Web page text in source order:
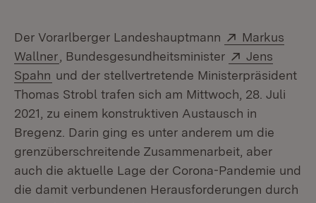
Der Vorarlberger Landeshauptmann Extern:
Markus
Wallner (Öffnet in neuem Fenster)
, Bundesgesundheitsminister Extern:
Jens
Spahn (Öffnet in neuem Fenster)
und der stellvertretende Ministerpräsident
Thomas Strobl trafen sich am Mittwoch, 28. Juli
2021, zu einem konstruktiven Austausch in
Bregenz. Darin ging es unter anderem um die
grenzüberschreitende Zusammenarbeit, aber
auch die aktuelle Lage der Corona-Pandemie und
die damit verbundenen Herausforderungen durch